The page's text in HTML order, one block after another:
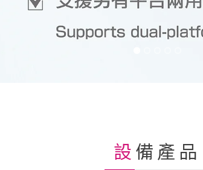
設備產品